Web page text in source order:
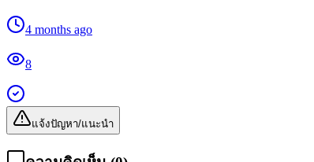
4 months ago
8
แจ้งปัญหา/แนะนำ